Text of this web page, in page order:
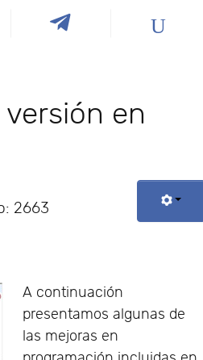
en
2663
A continuación
presentamos algunas de
las mejoras en